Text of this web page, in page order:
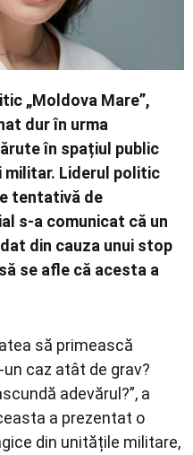
„Moldova Mare”,
dur în urma
în spațiul public
Liderul politic
tentativă de
s-a comunicat că un
din cauza unui stop
se afle că acesta a
să primească
caz atât de grav?
adevărul?”, a
a prezentat o
din unitățile militare,